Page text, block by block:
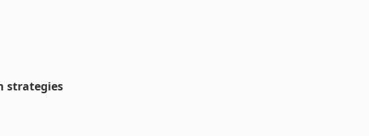
strategies